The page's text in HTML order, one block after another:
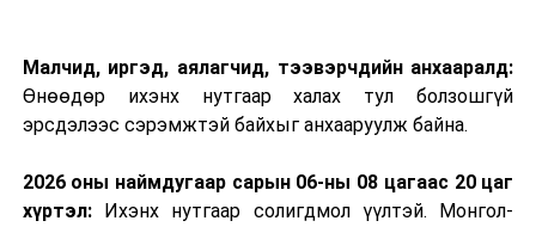
Малчид, иргэд, аялагчид, тээвэрчдийн анхааралд:
Өнөөдөр ихэнх нутгаар халах тул болзошгүй
эрсдэлээс сэрэмжтэй байхыг анхааруулж байна.
2026 оны наймдугаар сарын 06-ны 08 цагаас 20 цаг
хүртэл:Ихэнх нутгаар солигдмол үүлтэй. Монгол-